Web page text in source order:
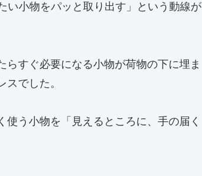
い小物をパッと取り出す」という動線が
すぐ必要になる小物が荷物の下に埋ま
でした。
う小物を「見えるところに、手の届く